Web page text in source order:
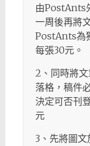
由PostAnts
一周後再將
PostAnts為
每張30元。
2、同時將
落格，稿件
決定可否刊
元
3、先將圖